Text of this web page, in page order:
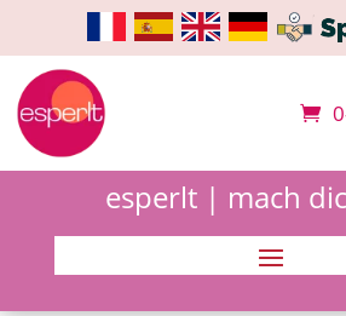
esperlt | mach